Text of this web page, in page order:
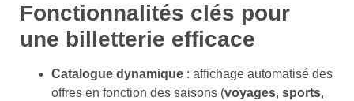
Fonctionnalités clés pour
une billetterie efficace
Catalogue dynamique : affichage automatisé des
offres en fonction des saisons (voyages, sports,